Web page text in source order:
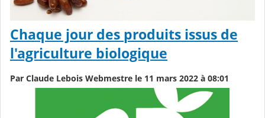
Chaque jour des produits issus de
l'agriculture biologique
Par Claude Lebois Webmestre le 11 mars 2022 à 08:01